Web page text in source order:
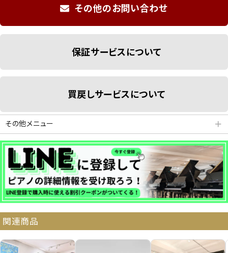
その他のお問い合わせ
保証サービスについて
買戻しサービスについて
その他メニュー ＋
分割払いシミュレーション
納品・サービス・消音取付可能エリア
よくある質問 送料について
関連商品